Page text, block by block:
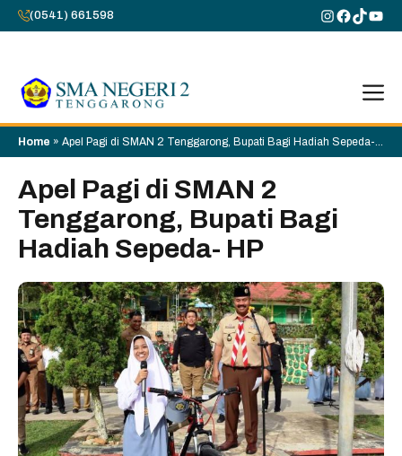
Skip
to
(0541) 661598 Instagram
TikTok
Home » Apel Pagi di SMAN 2 Tenggarong, Bupati Bagi Hadiah Sepeda-
HP
Apel Pagi di SMAN 2
Tenggarong, Bupati Bagi
Hadiah Sepeda- HP